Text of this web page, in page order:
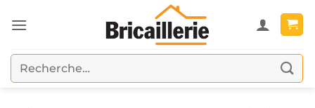
au
Recherche
pour :